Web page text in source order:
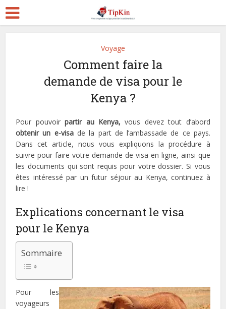
Voyage
Comment faire la
demande de visa pour le
Kenya ?
Pour pouvoirpartir au Kenya, vous devez tout d’abord
obtenir un e-visade la part de l’ambassade de ce pays.
Dans cet article, nous vous expliquons la procédure à
suivre pour faire votre demande de visa en ligne, ainsi que
les documents qui sont requis pour votre dossier. Si vous
êtes intéressé par un futur séjour au Kenya, continuez à
lire !
Explications concernant le visa
pour le Kenya
Sommaire
Pour les
voyageurs